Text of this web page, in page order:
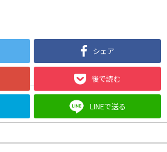
シェア
後で読む
LINEで送る